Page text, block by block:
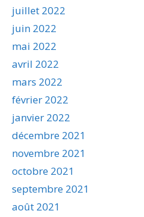
juillet 2022
juin 2022
mai 2022
avril 2022
mars 2022
février 2022
janvier 2022
décembre 2021
novembre 2021
octobre 2021
septembre 2021
août 2021